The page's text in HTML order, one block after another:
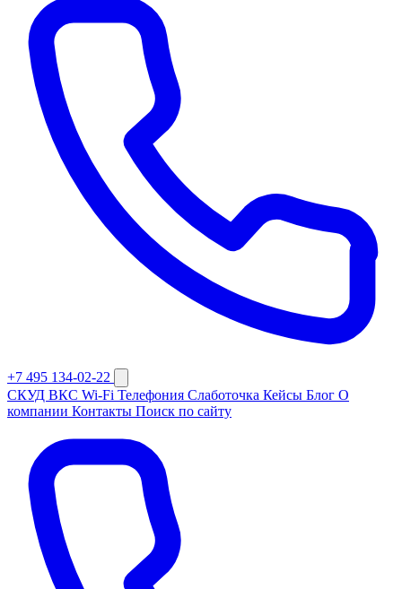
+7 495 134-02-22
СКУД ВКС Wi-Fi Телефония Слаботочка Кейсы Блог О
компании Контакты Поиск по сайту